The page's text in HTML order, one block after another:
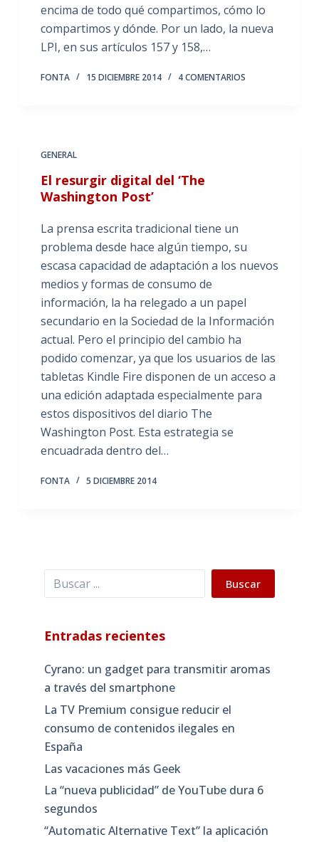
encima de todo qué compartimos, cómo lo
compartimos y dónde. Por un lado, la nueva
LPI, en sus artículos 157 y 158,…
FONTA 15 DICIEMBRE 2014 4 COMENTARIOS
GENERAL
El resurgir digital del ‘The
Washington Post’
La prensa escrita tradicional tiene un
problema desde hace algún tiempo, su
escasa capacidad de adaptación a los nuevos
medios y formas de consumo de
información, la ha relegado a un papel
secundario en la Sociedad de la Información
actual. Pero el principio del cambio ha
podido comenzar, ya que los usuarios de las
tabletas Kindle Fire disponen de un acceso a
una edición adaptada especialmente para
estos dispositivos del diario The
Washington Post. Esta estrategia se
encuadrada dentro del…
FONTA 5 DICIEMBRE 2014
Buscar Buscar
Entradas recientes
Cyrano: un gadget para transmitir aromas
a través del smartphone
La TV Premium consigue reducir el
consumo de contenidos ilegales en
España
Las vacaciones más Geek
La “nueva publicidad” de YouTube dura 6
segundos
“Automatic Alternative Text” la aplicación